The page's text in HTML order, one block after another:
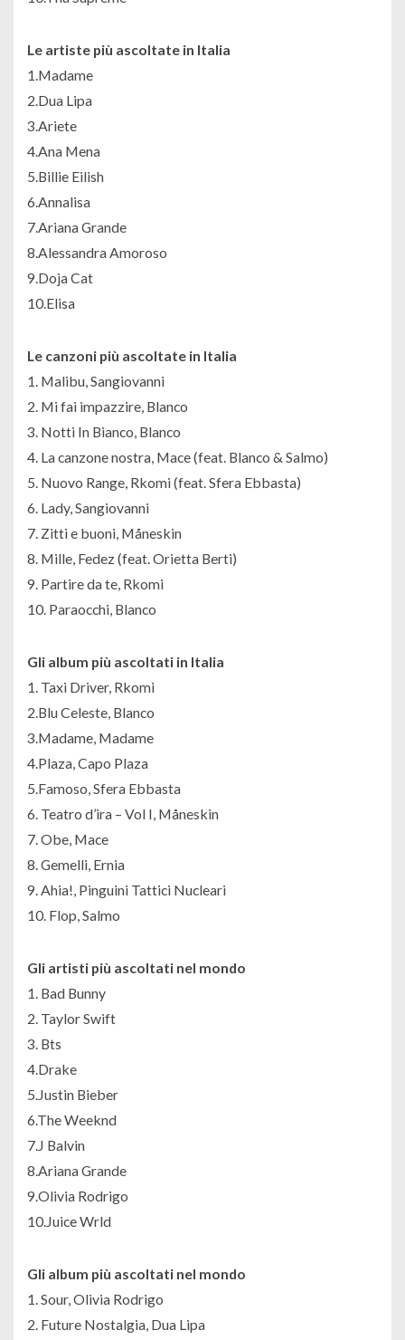
Le artiste più ascoltate in Italia
1.Madame
2.Dua Lipa
3.Ariete
4.Ana Mena
5.Billie Eilish
6.Annalisa
7.Ariana Grande
8.Alessandra Amoroso
9.Doja Cat
10.Elisa
Le canzoni più ascoltate in Italia
1. Malibu, Sangiovanni
2. Mi fai impazzire, Blanco
3. Notti In Bianco, Blanco
4. La canzone nostra, Mace (feat. Blanco & Salmo)
5. Nuovo Range, Rkomi (feat. Sfera Ebbasta)
6. Lady, Sangiovanni
7. Zitti e buoni, Måneskin
8. Mille, Fedez (feat. Orietta Berti)
9. Partire da te, Rkomi
10. Paraocchi, Blanco
Gli album più ascoltati in Italia
1. Taxi Driver, Rkomi
2.Blu Celeste, Blanco
3.Madame, Madame
4.Plaza, Capo Plaza
5.Famoso, Sfera Ebbasta
6. Teatro d’ira – Vol I, Måneskin
7. Obe, Mace
8. Gemelli, Ernia
9. Ahia!, Pinguini Tattici Nucleari
10. Flop, Salmo
Gli artisti più ascoltati nel mondo
1. Bad Bunny
2. Taylor Swift
3. Bts
4.Drake
5.Justin Bieber
6.The Weeknd
7.J Balvin
8.Ariana Grande
9.Olivia Rodrigo
10.Juice Wrld
Gli album più ascoltati nel mondo
1. Sour, Olivia Rodrigo
2. Future Nostalgia, Dua Lipa